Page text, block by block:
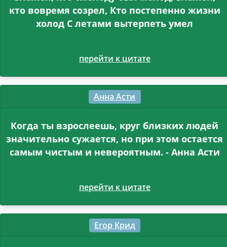
кто вовремя созрел, Кто постепенно жизни
холод С летами вытерпеть умел
перейти к цитате
Анна Асти
Когда ты взрослеешь, круг близких людей
значительно сужается, но при этом остается
самым чистым и невероятным. - Анна Асти
перейти к цитате
Егор Крид